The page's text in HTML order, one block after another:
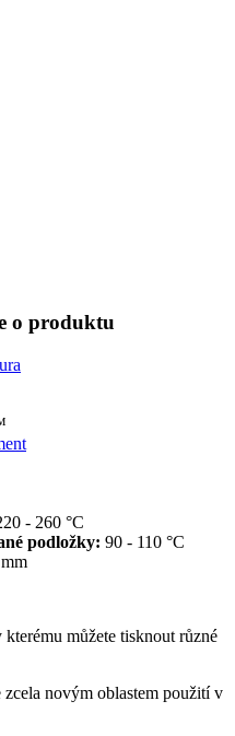
o produktu
- 260 °C
podložky: 90 - 110 °C
můžete tisknout různé
novým oblastem použití v